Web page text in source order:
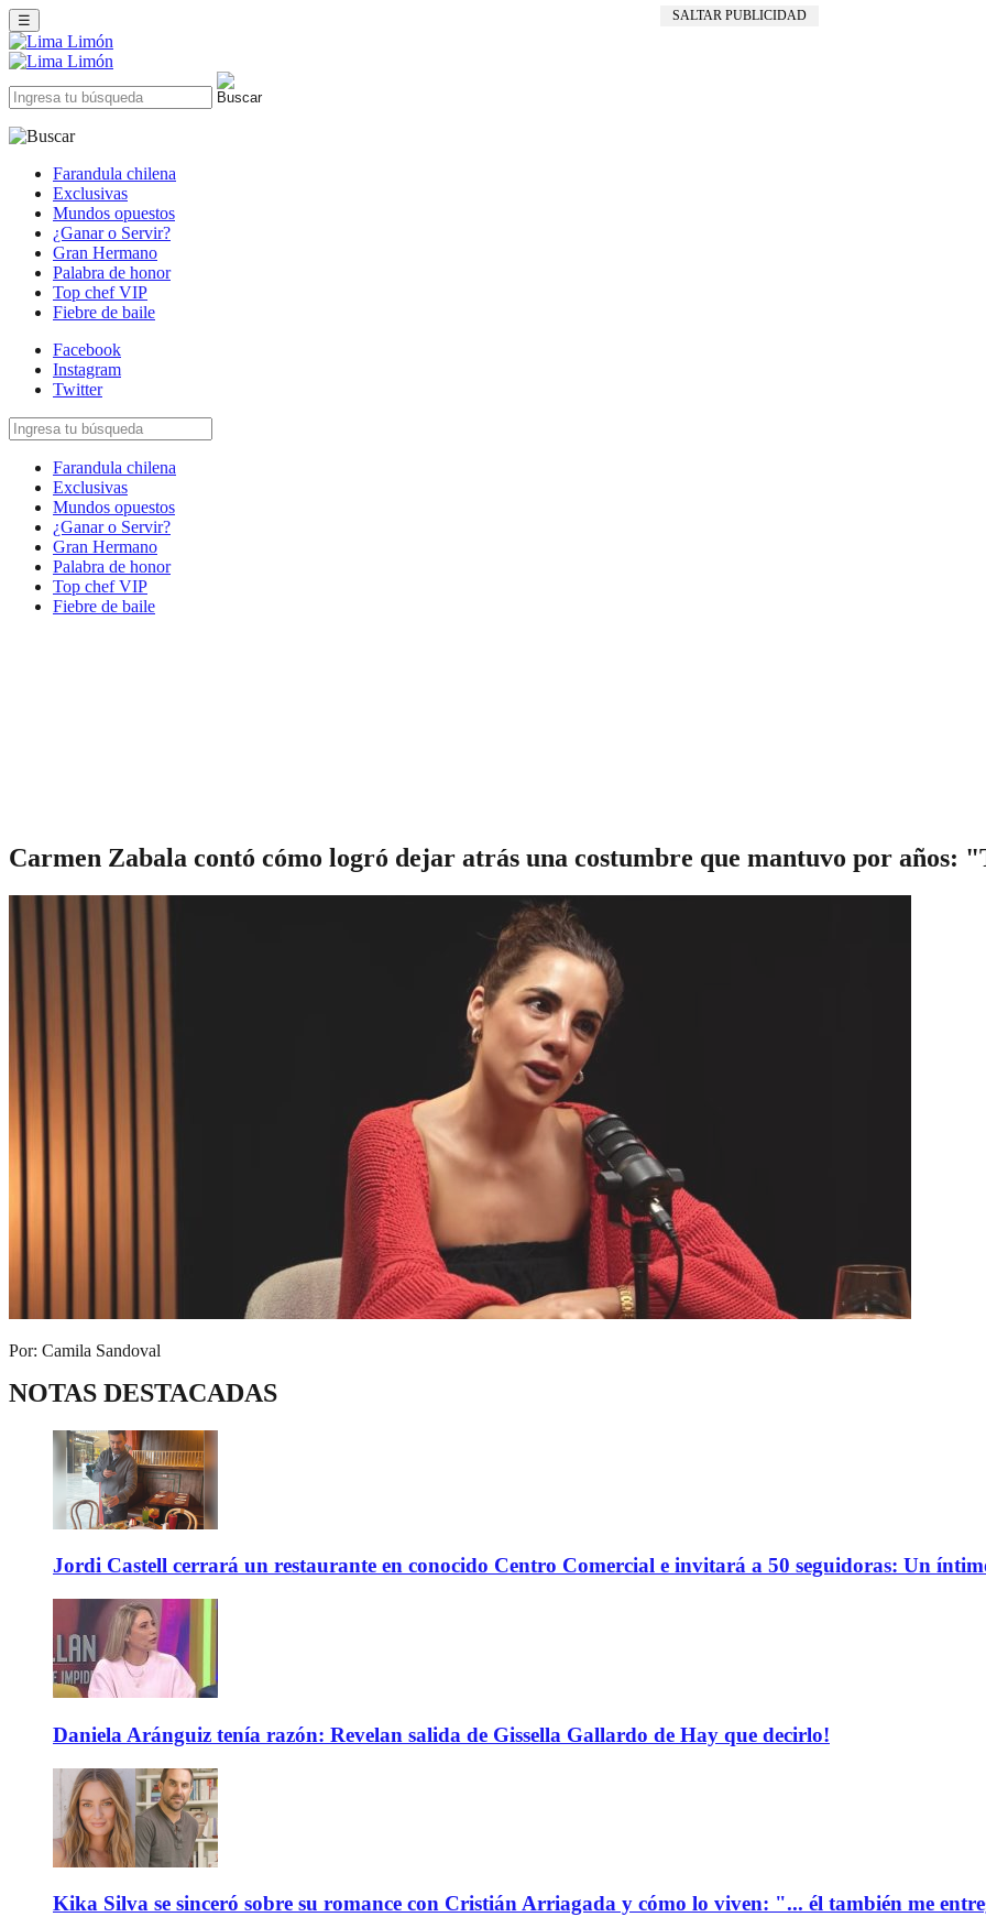
SALTAR PUBLICIDAD
☰
Farandula chilena
Exclusivas
Mundos opuestos
¿Ganar o Servir?
Gran Hermano
Palabra de honor
Top chef VIP
Fiebre de baile
Facebook
Instagram
Twitter
Farandula chilena
Exclusivas
Mundos opuestos
¿Ganar o Servir?
Gran Hermano
Palabra de honor
Top chef VIP
Fiebre de baile
Carmen Zabala contó cómo logró dejar atrás una costumbre que mantuvo por años:
Por: Camila Sandoval
NOTAS DESTACADAS
Jordi Castell cerrará un restaurante en conocido Centro Comercial e invitará a 50 seguidoras: Un
Daniela Aránguiz tenía razón: Revelan salida de Gissella Gallardo de Hay que decirlo!
Kika Silva se sinceró sobre su romance con Cristián Arriagada y cómo lo viven: "... él también me